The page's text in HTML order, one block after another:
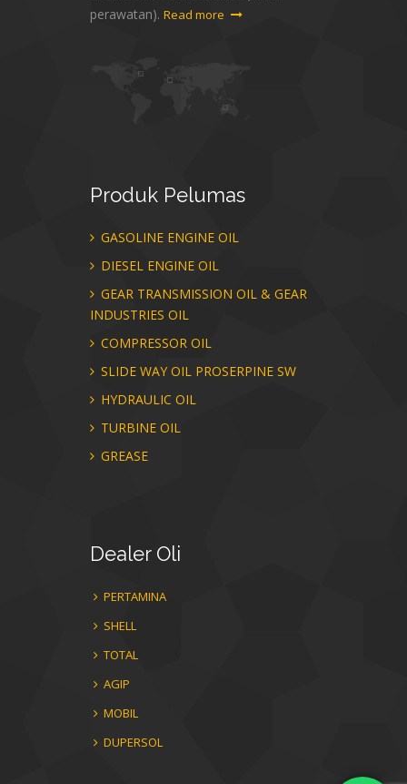
perawatan). Read more
Produk Pelumas
GASOLINE ENGINE OIL
DIESEL ENGINE OIL
GEAR TRANSMISSION OIL & GEAR
INDUSTRIES OIL
COMPRESSOR OIL
SLIDE WAY OIL PROSERPINE SW
HYDRAULIC OIL
TURBINE OIL
GREASE
DealerOli
PERTAMINA
SHELL
TOTAL
AGIP
MOBIL
DUPERSOL